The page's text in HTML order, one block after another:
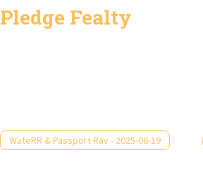
Pledge Fealty
WateRR & Passport Rav - 2025-06-19